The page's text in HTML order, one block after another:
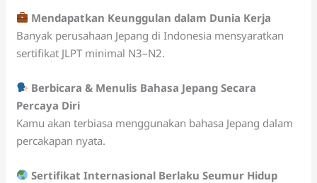
Mendapatkan Keunggulan dalam Dunia Kerja
Banyak perusahaan Jepang di Indonesia mensyaratkan
sertifikat JLPT minimal N3–N2.
Berbicara & Menulis Bahasa Jepang Secara
Percaya Diri
Kamu akan terbiasa menggunakan bahasa Jepang dalam
percakapan nyata.
Sertifikat Internasional Berlaku Seumur Hidup